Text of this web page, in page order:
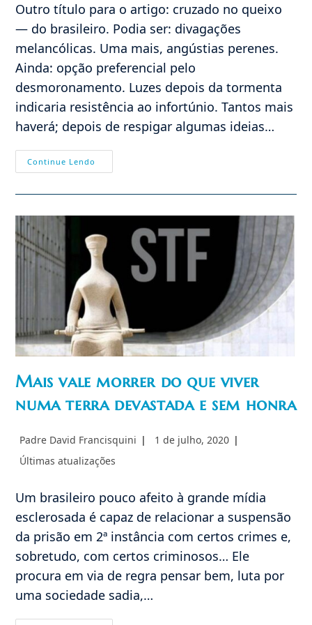
Outro título para o artigo: cruzado no queixo
— do brasileiro. Podia ser: divagações
melancólicas. Uma mais, angústias perenes.
Ainda: opção preferencial pelo
desmoronamento. Luzes depois da tormenta
indicaria resistência ao infortúnio. Tantos mais
haverá; depois de respigar algumas ideias…
Continue Lendo
ESCLARECEDORAS
Mais vale morrer do que viver
numa terra devastada e sem honra
Autor
post:
Padre David Francisquini
Post
1 de julho, 2020
Categoria
Últimas atualizações
Um brasileiro pouco afeito à grande mídia
esclerosada é capaz de relacionar a suspensão
da prisão em 2ª instância com certos crimes e,
sobretudo, com certos criminosos… Ele
procura em via de regra pensar bem, luta por
uma sociedade sadia,…